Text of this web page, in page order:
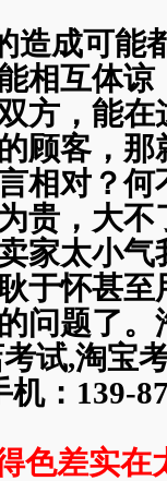
造成可能
相互体
方，能
顾客，
相对？何
贵，大不
家太小气
于怀甚至
问题了。
试,淘宝
机：139-
色差实在